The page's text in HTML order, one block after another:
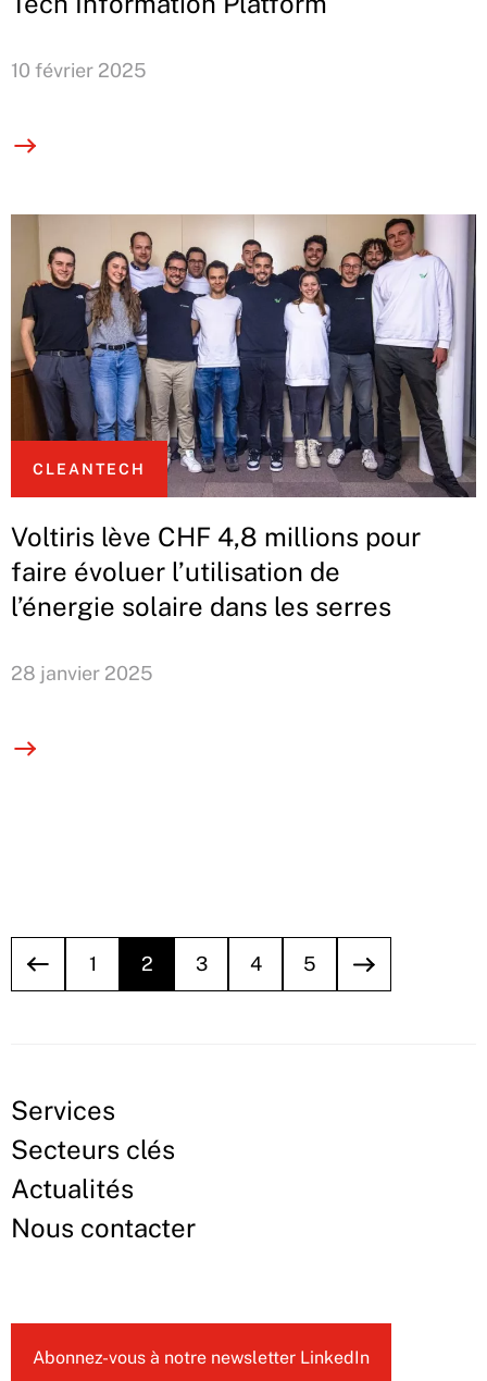
10 février 2025
CLEANTECH
Voltiris lève CHF 4,8 millions pour
faire évoluer l’utilisation de
l’énergie solaire dans les serres
28 janvier 2025
1 2 3 4 5
Services
Secteurs clés
Actualités
Nous contacter
Abonnez-vous à notre newsletter LinkedIn